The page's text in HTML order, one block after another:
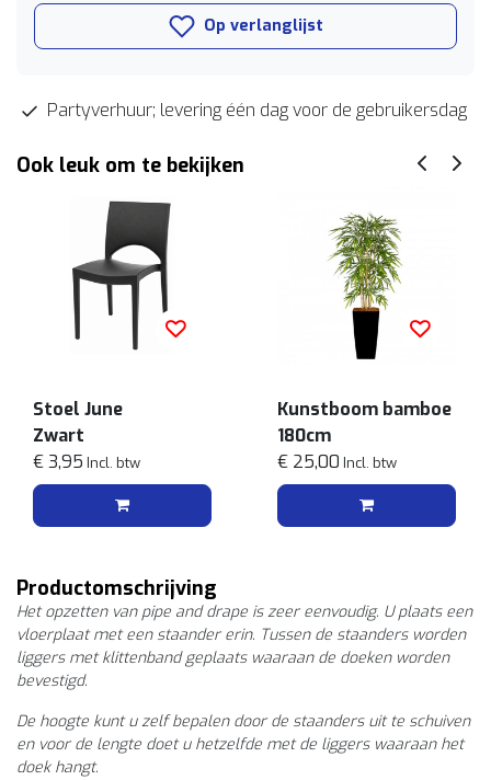
Op verlanglijst
Partyverhuur; levering één dag voor de gebruikersdag
Ook leuk om te bekijken
Stoel June
Zwart
€ 3,95 Incl. btw
Kunstboom bamboe
180cm
€ 25,00 Incl. btw
Productomschrijving
Het opzetten van pipe and drape is zeer eenvoudig. U plaats een
vloerplaat met een staander erin. Tussen de staanders worden
liggers met klittenband geplaats waaraan de doeken worden
bevestigd.
De hoogte kunt u zelf bepalen door de staanders uit te schuiven
en voor de lengte doet u hetzelfde met de liggers waaraan het
doek hangt.